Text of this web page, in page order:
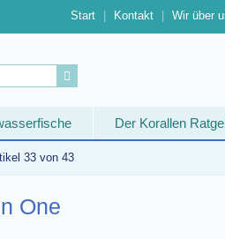
Start Kontakt Wir über
Der Korallen
33 von 43
One